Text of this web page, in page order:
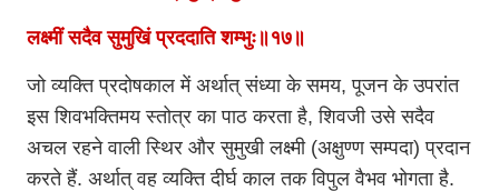
लक्ष्मीं सदैव सुमुखिं प्रददाति शम्भुः॥१७॥
जो व्यक्ति प्रदोषकाल में अर्थात् संध्या के समय, पूजन के उपरांत
इस शिवभक्तिमय स्तोत्र का पाठ करता है, शिवजी उसे सदैव
अचल रहने वाली स्थिर और सुमुखी लक्ष्मी (अक्षुण्ण सम्पदा) प्रदान
करते हैं. अर्थात् वह व्यक्ति दीर्घ काल तक विपुल वैभव भोगता है.